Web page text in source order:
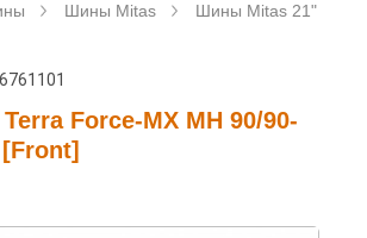
Шины Mitas Шины Mitas 21"
Force-MX MH 90/90-